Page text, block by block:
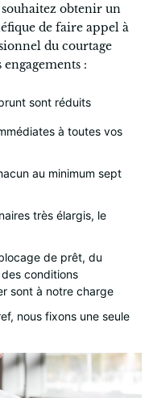
obtenir un
de faire appel à
du courtage
:
sont réduits
à toutes vos
au minimum sept
très élargis, le
de prêt, du
conditions
sont à notre charge
nous fixons une seule